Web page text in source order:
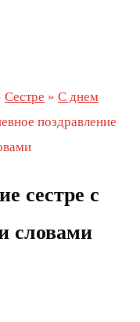
Сестре » С днем
поздравление
сестре с
словами